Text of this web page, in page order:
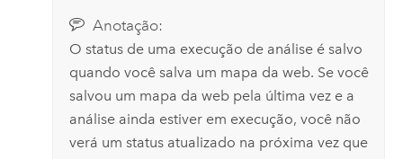
Anotação:
O status de uma execução de análise é salvo
quando você salva um mapa da web. Se você
salvou um mapa da web pela última vez e a
análise ainda estiver em execução, você não
verá um status atualizado na próxima vez que